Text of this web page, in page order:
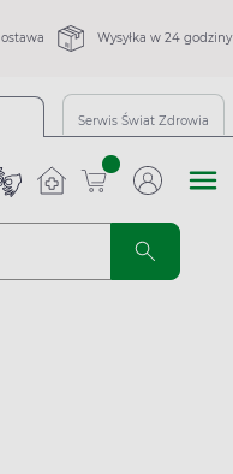
Wysyłka w 24 godziny
Serwis Świat Zdrowia
sztuk